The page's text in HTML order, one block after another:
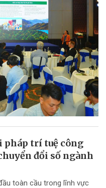
pháp trí tuệ công
đổi số ngành
toàn cầu trong lĩnh vực